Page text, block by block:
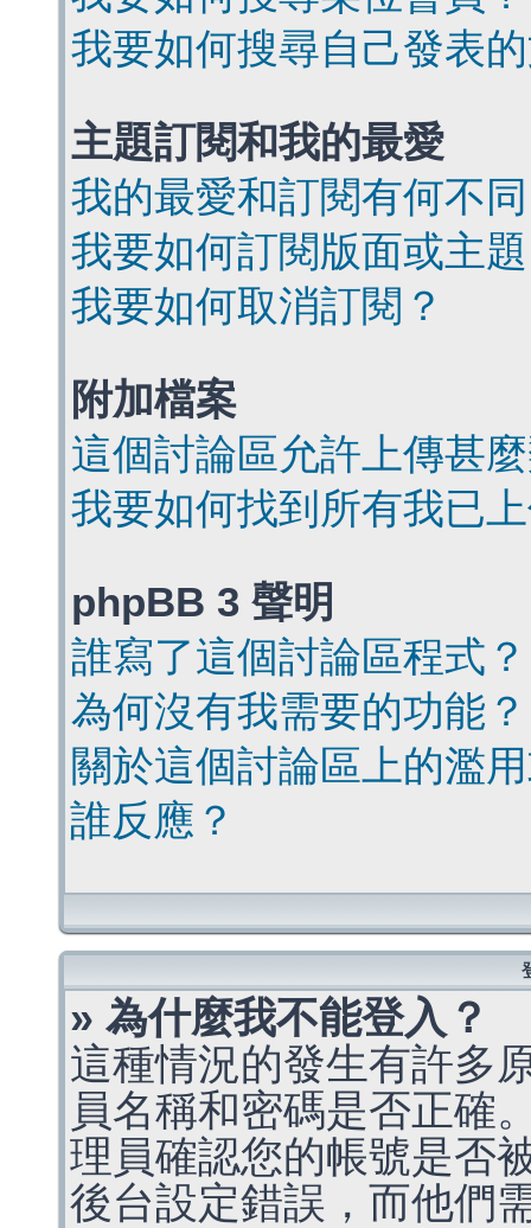
我要如何搜尋自己發表
主題訂閱和我的最愛
我的最愛和訂閱有何不
我要如何訂閱版面或主
我要如何取消訂閱？
附加檔案
這個討論區允許上傳甚
我要如何找到所有我已
phpBB 3 聲明
誰寫了這個討論區程式？
為何沒有我需要的功能？
關於這個討論區上的濫
誰反應？
» 為什麼我不能登入？
這種情況的發生有許多
員名稱和密碼是否正確
理員確認您的帳號是否
後台設定錯誤，而他們